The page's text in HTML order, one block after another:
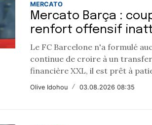
MERCATO
Mercato Barça :
renfort offensif
Le FC Barcelone n'a formulé
continue de croire à un
financière XXL, il est prêt à
Olive Idohou / 03.08.2026 08:35